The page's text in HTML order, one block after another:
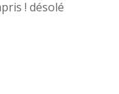
! désolé